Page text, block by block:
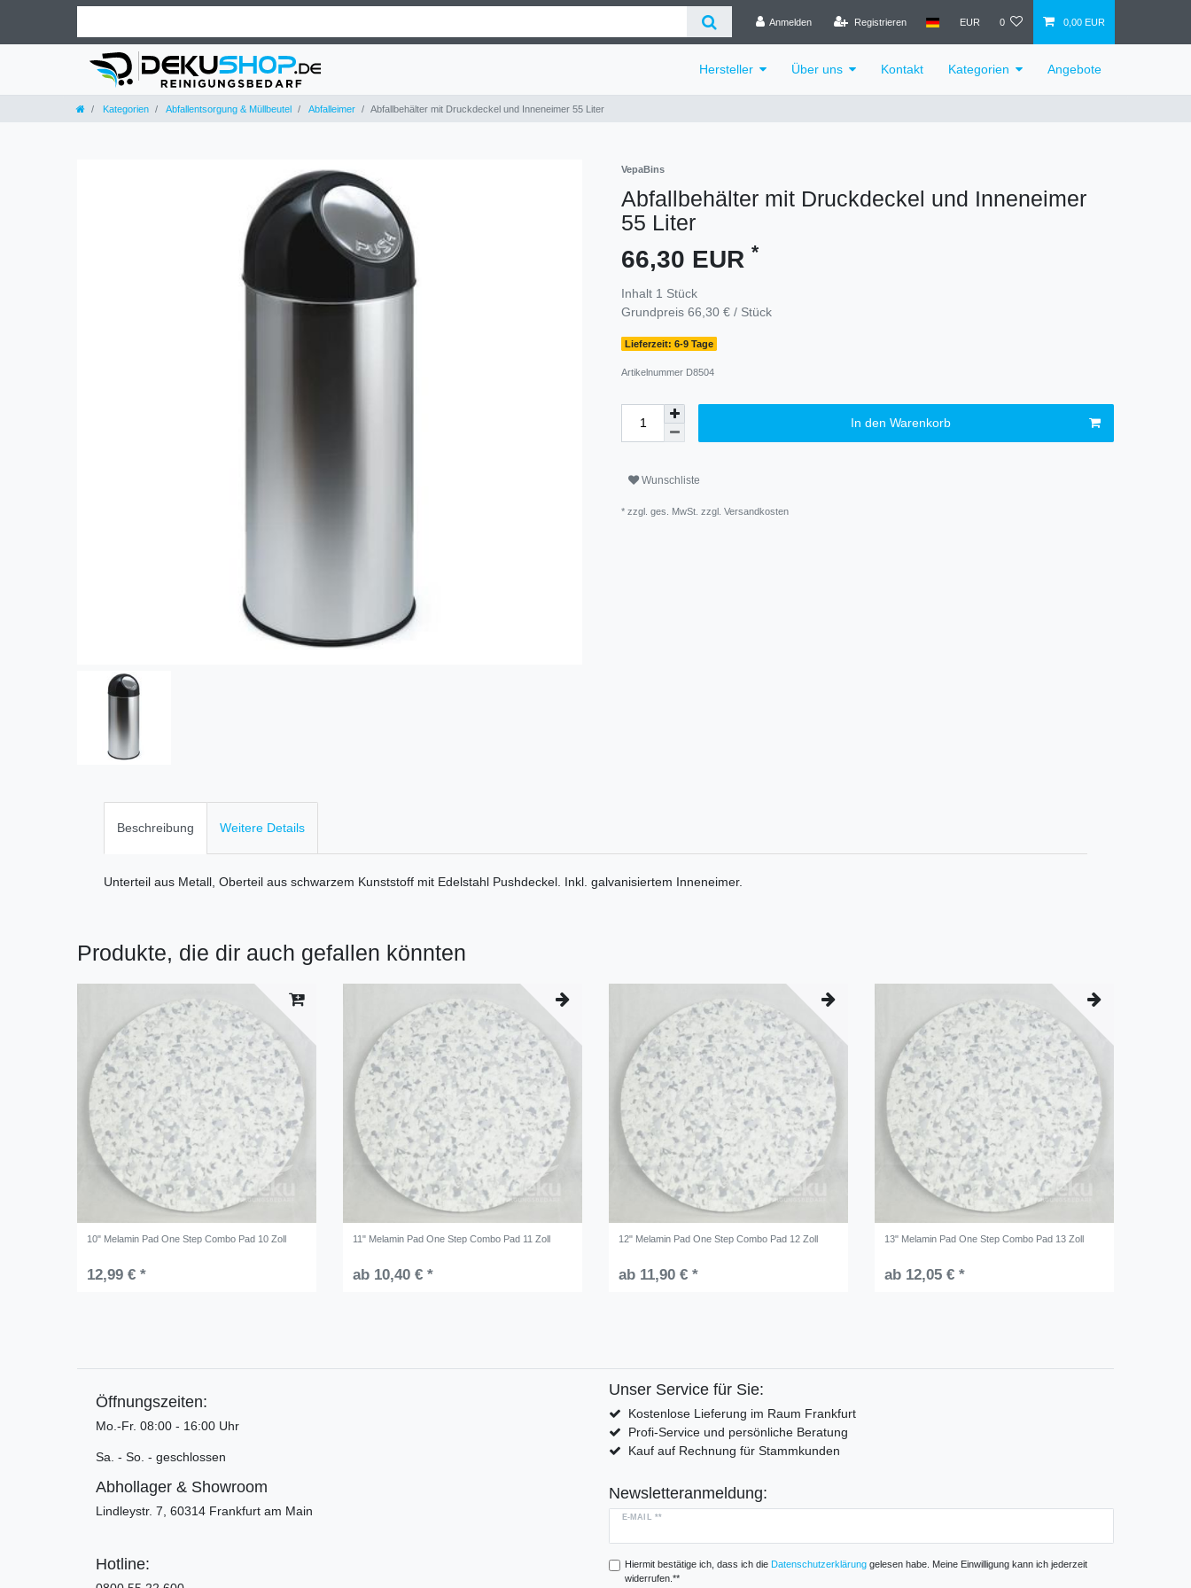
Anmelden Registrieren EUR 0 0,00 EUR
Hersteller Über uns Kontakt Kategorien Angebote
Kategorien Abfallentsorgung & Müllbeutel Abfalleimer Abfallbehälter mit Druckdeckel und Inneneimer 55 Liter
VepaBins
Abfallbehälter mit Druckdeckel und Inneneimer
55 Liter
66,30 EUR *
Inhalt 1 Stück
Grundpreis 66,30 € / Stück
Lieferzeit: 6-9 Tage
Artikelnummer D8504
In den Warenkorb
Wunschliste
* zzgl. ges. MwSt. zzgl. Versandkosten
Beschreibung Weitere Details
Unterteil aus Metall, Oberteil aus schwarzem Kunststoff mit Edelstahl Pushdeckel. Inkl. galvanisiertem Inneneimer.
Produkte, die dir auch gefallen könnten
10" Melamin Pad One Step Combo Pad 10 Zoll
12,99 € *
11" Melamin Pad One Step Combo Pad 11 Zoll
ab 10,40 € *
12" Melamin Pad One Step Combo Pad 12 Zoll
ab 11,90 € *
13" Melamin Pad One Step Combo Pad 13 Zoll
ab 12,05 € *
Öffnungszeiten:
Mo.-Fr. 08:00 - 16:00 Uhr
Sa. - So. - geschlossen
Abhollager & Showroom
Lindleystr. 7, 60314 Frankfurt am Main
Hotline:
Unser Service für Sie:
Kostenlose Lieferung im Raum Frankfurt
Profi-Service und persönliche Beratung
Kauf auf Rechnung für Stammkunden
Newsletteranmeldung:
E-MAIL **
Hiermit bestätige ich, dass ich die Daten­schutz­erklärunggelesen habe. Meine Einwilligung kann ich jederzeit
widerrufen.**